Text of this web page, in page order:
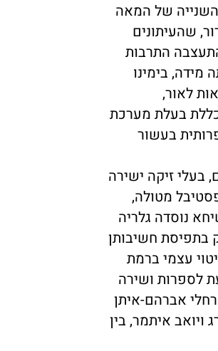
השנייה של המאה
שהעיתונים
התרבות
בימינו
לאור,
בעלת מערכת
בעשור
בעלי זיקה ישירה
מטולה,
נוסדה גלריה
בתפיסת חשיבותן
עצמי ברמת
לספרות ושירה
אברהם-איתן
איתמר, בין